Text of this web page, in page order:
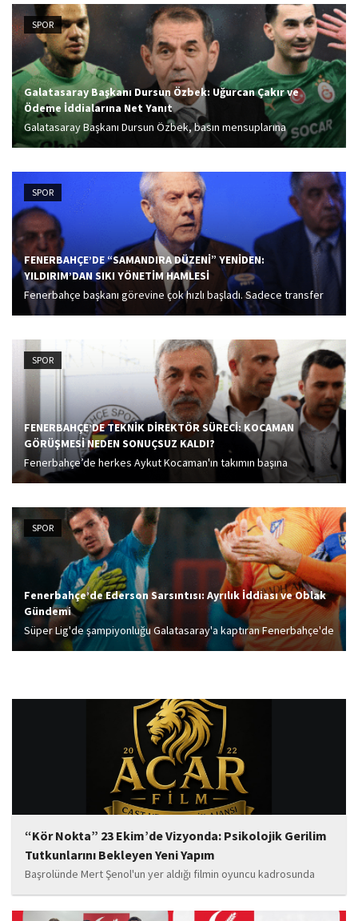
SPOR
Galatasaray Başkanı Dursun Özbek: Uğurcan Çakır ve
Ödeme İddialarına Net Yanıt
Galatasaray Başkanı Dursun Özbek, basın mensuplarına
gündemdeki konular hakkında açıklamada bulundu. Dursun
SPOR
FENERBAHÇE’DE “SAMANDIRA DÜZENİ” YENİDEN:
YILDIRIM’DAN SIKI YÖNETİM HAMLESİ
Fenerbahçe başkanı görevine çok hızlı başladı. Sadece transfer
girişimlerinde bulunmayan sarı-lacivertli kulübün patronu,
yaparken, çalışanların hepsinden hiçbir haberin dışarıya
sızmamasını istedi.
SPOR
FENERBAHÇE’DE TEKNİK DİREKTÖR SÜRECİ: KOCAMAN
GÖRÜŞMESİ NEDEN SONUÇSUZ KALDI?
Fenerbahçe’de herkes Aykut Kocaman'ın takımın başına
geçmesini beklerken, sarı-lacivertli takımda İsmail Kartal dönemi
Başkan Yıldırım ile görüşmemesi ve yönetim kurulu tarafından
isteklerinin...
SPOR
Fenerbahçe’de Ederson Sarsıntısı: Ayrılık İddiası ve Oblak
Gündemi
Süper Lig'de şampiyonluğu Galatasaray'a kaptıran Fenerbahçe'de
bu sezon yediği gollerle tepki toplayan Ederson'un ayrılığı
“Kör Nokta” 23 Ekim’de Vizyonda: Psikolojik Gerilim
Tutkunlarını Bekleyen Yeni Yapım
Başrolünde Mert Şenol'un yer aldığı filmin oyuncu kadrosunda
Esma Kıyanç, Ayşe Aktaş, Berna Kıyanç, Gökay Alpaslan Şahin,
Sema Yaldıran, Sıla Altıntaş, İsmail Akkoç, Celal Acar ve çocuk